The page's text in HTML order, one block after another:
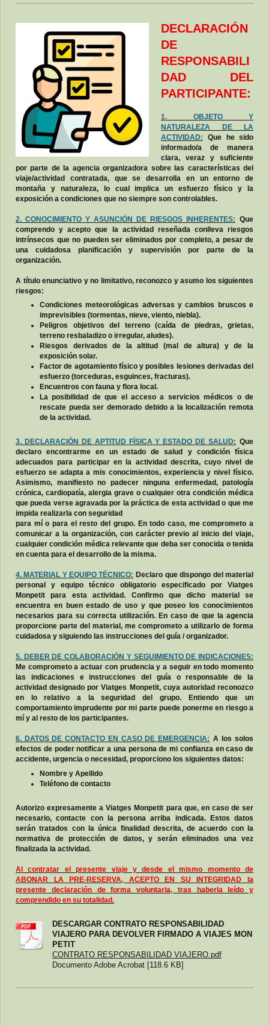
DECLARACIÓN
DE
RESPONSABILI
DAD DEL
PARTICIPANTE:
1. OBJETO Y
NATURALEZA DE LA
ACTIVIDAD:
Que he sido
informado/a de manera
clara, veraz y suficiente
por parte de la agencia organizadora sobre las características del
viaje/actividad contratada, que se desarrolla en un entorno de
montaña y naturaleza, lo cual implica un esfuerzo físico y la
exposición a condiciones que no siempre son controlables.
2. CONOCIMIENTO Y ASUNCIÓN DE RIESGOS INHERENTES: Que
comprendo y acepto que la actividad reseñada conlleva riesgos
intrínsecos que no pueden ser eliminados por completo, a pesar de
una cuidadosa planificación y supervisión por parte de la
organización.
A título enunciativo y no limitativo, reconozco y asumo los siguientes
riesgos:
Condiciones meteorológicas adversas y cambios bruscos e
imprevisibles (tormentas, nieve, viento, niebla).
Peligros objetivos del terreno (caída de piedras, grietas,
terreno resbaladizo o irregular, aludes).
Riesgos derivados de la altitud (mal de altura) y de la
exposición solar.
Factor de agotamiento físico y posibles lesiones derivadas del
esfuerzo (torceduras, esguinces, fracturas).
Encuentros con fauna y flora local.
La posibilidad de que el acceso a servicios médicos o de
rescate pueda ser demorado debido a la localización remota
de la actividad.
3. DECLARACIÓN DE APTITUD FÍSICA Y ESTADO DE SALUD: Que
declaro encontrarme en un estado de salud y condición física
adecuados para participar en la actividad descrita, cuyo nivel de
esfuerzo se adapta a mis conocimientos, experiencia y nivel físico.
Asimismo, manifiesto no padecer ninguna enfermedad, patología
crónica, cardiopatía, alergia grave o cualquier otra condición médica
que pueda verse agravada por la práctica de esta actividad o que me
impida realizarla con seguridad
para mí o para el resto del grupo. En todo caso, me comprometo a
comunicar a la organización, con carácter previo al inicio del viaje,
cualquier condición médica relevante que deba ser conocida o tenida
en cuenta para el desarrollo de la misma.
4. MATERIAL Y EQUIPO TÉCNICO: Declaro que dispongo del material
personal y equipo técnico obligatorio especificado por Viatges
Monpetit para esta actividad. Confirmo que dicho material se
encuentra en buen estado de uso y que poseo los conocimientos
necesarios para su correcta utilización. En caso de que la agencia
proporcione parte del material, me comprometo a utilizarlo de forma
cuidadosa y siguiendo las instrucciones del guía / organizador.
5. DEBER DE COLABORACIÓN Y SEGUIMIENTO DE INDICACIONES:
Me comprometo a actuar con prudencia y a seguir en todo momento
las indicaciones e instrucciones del guía o responsable de la
actividad designado por Viatges Monpetit, cuya autoridad reconozco
en lo relativo a la seguridad del grupo. Entiendo que un
comportamiento imprudente por mi parte puede ponerme en riesgo a
mí y al resto de los participantes.
6. DATOS DE CONTACTO EN CASO DE EMERGENCIA: A los solos
efectos de poder notificar a una persona de mi confianza en caso de
accidente, urgencia o necesidad, proporciono los siguientes datos:
Nombre y Apellido
Teléfono de contacto
Autorizo expresamente a Viatges Monpetit para que, en caso de ser
necesario, contacte con la persona arriba indicada. Estos datos
serán tratados con la única finalidad descrita, de acuerdo con la
normativa de protección de datos, y serán eliminados una vez
finalizada la actividad.
Al contratar el presente viaje y desde el mismo momento de
ABONAR LA PRE-RESERVA, ACEPTO EN SU INTEGRIDAD la
presente declaración de forma voluntaria, tras haberla leído y
comprendido en su totalidad.
DESCARGAR CONTRATO RESPONSABILIDAD
VIAJERO PARA DEVOLVER FIRMADO A VIAJES MON
PETIT
CONTRATO RESPONSABILIDAD VIAJERO.pdf
Documento Adobe Acrobat [118.6 KB]